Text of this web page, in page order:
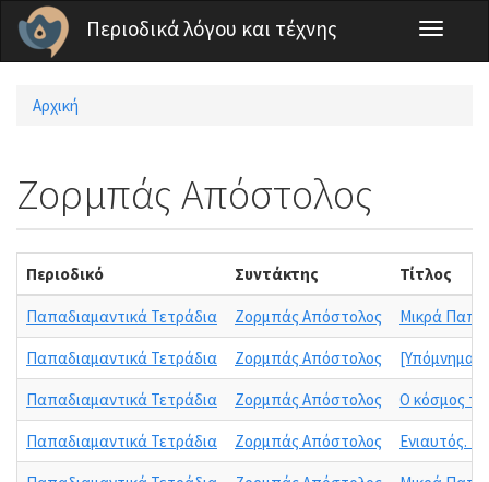
Παράκαμψη προς το κυρίως περιεχόμενο
Περιοδικά λόγου και τέχνης
Toggle
Είστε εδώ
Αρχική
Ζορμπάς Απόστολος
Περιοδικό Συντάκτης Τίτλος
Παπαδιαμαντικά Τετράδια Ζορμπάς Απόστολος
Μικρά
Παπαδιαμαντικά Τετράδια
Ζορμπάς Απόστολος
[Υπόμνημα
Παπαδιαμαντικά Τετράδια
Ζορμπάς Απόστολος
Ο κόσμος
Παπαδιαμαντικά Τετράδια
Ζορμπάς Απόστολος
Ενιαυτός.